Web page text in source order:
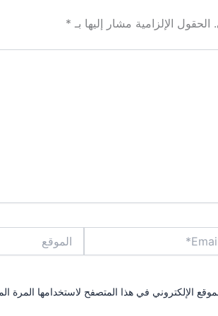
الحقول الإلزامية مشار إليها بـ *
الإلكتروني في هذا المتصفح لاستخدامها المرة